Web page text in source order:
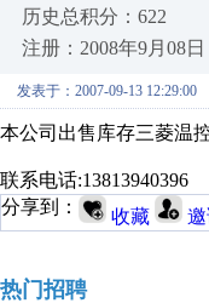
历史总积分：622
注册：2008年9月08日
发表于：2007-09-13 12:29:00
本公司出售库存三菱温
联系电话:13813940396
分享到：
收藏
热门招聘